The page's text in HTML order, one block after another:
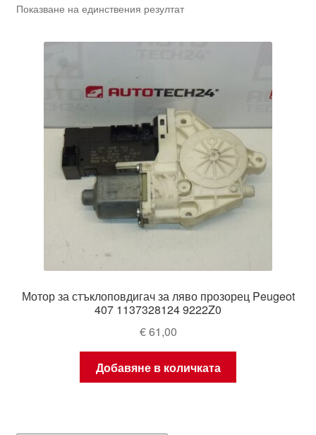
Показване на единствения резултат
Мотор за стъклоповдигач за ляво прозорец Peugeot
407 1137328124 9222Z0
€61,00
Добавяне в количката